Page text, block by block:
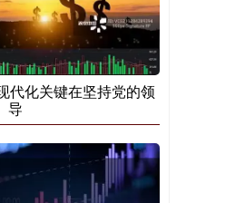
代化关键在坚持党的领
导